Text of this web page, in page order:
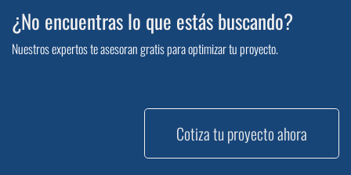
¿No encuentras lo que estás buscando?
Nuestros expertos te asesoran gratis para optimizar tu proyecto.
Cotiza tu proyecto ahora